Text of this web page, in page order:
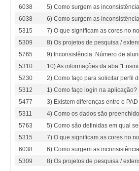
6038
5) Como surgem as
6038
6) Como surgem as
5315
7) O que significam as cores no
5309
8) Os projetos de pesquisa /
5765
9) Inconsistência: Número de
5310
10) As informações da aba
5230
2) Como faço para solicitar perfil
5312
1) Como faço login na aplicação?
5477
3) Existem diferenças entre o
5311
4) Como os dados são
5763
5) Como são definidas em qual
5315
7) O que significam as cores no
6038
6) Como surgem as
5309
8) Os projetos de pesquisa /